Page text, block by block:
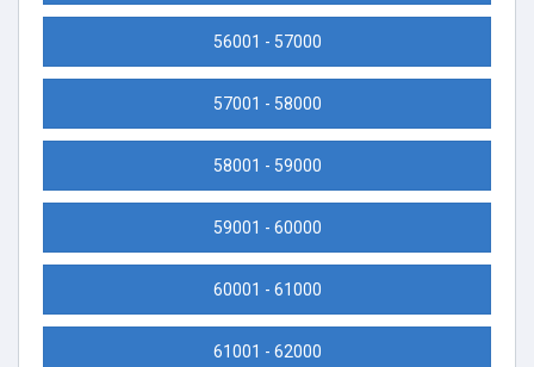
56001 - 57000
57001 - 58000
58001 - 59000
59001 - 60000
60001 - 61000
61001 - 62000